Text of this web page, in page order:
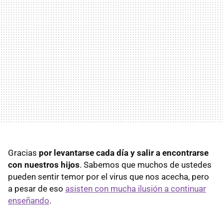
Gracias por levantarse cada día y salir a encontrarse
con nuestros hijos. Sabemos que muchos de ustedes
pueden sentir temor por el virus que nos acecha, pero
a pesar de eso asisten con mucha ilusión a continuar
enseñando.